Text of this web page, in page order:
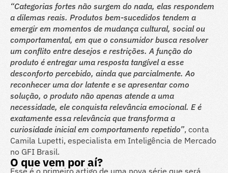
“Categorias fortes não surgem do nada, elas respondem
a dilemas reais. Produtos bem-sucedidos tendem a
emergir em momentos de mudança cultural, social ou
comportamental, em que o consumidor busca resolver
um conflito entre desejos e restrições. A função do
produto é entregar uma resposta tangível a esse
desconforto percebido, ainda que parcialmente. Ao
reconhecer uma dor latente e se apresentar como
solução, o produto não apenas atende a uma
necessidade, ele conquista relevância emocional. E é
exatamente essa relevância que transforma a
curiosidade inicial em comportamento repetido”, conta
Camila Lupetti, especialista em Inteligência de Mercado
no GFI Brasil.
O que vem por aí?